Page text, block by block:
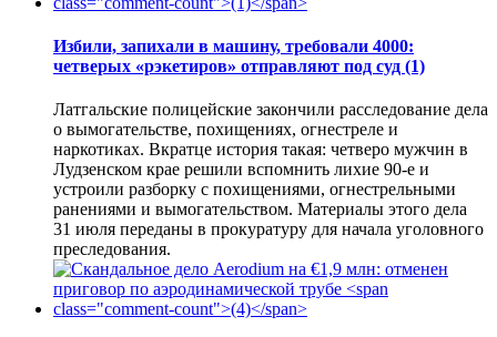
Избили, запихали в машину, требовали 4000:
четверых «рэкетиров» отправляют под суд (1)
Латгальские полицейские закончили расследование дела
о вымогательстве, похищениях, огнестреле и
наркотиках. Вкратце история такая: четверо мужчин в
Лудзенском крае решили вспомнить лихие 90-е и
устроили разборку с похищениями, огнестрельными
ранениями и вымогательством. Материалы этого дела
31 июля переданы в прокуратуру для начала уголовного
преследования.